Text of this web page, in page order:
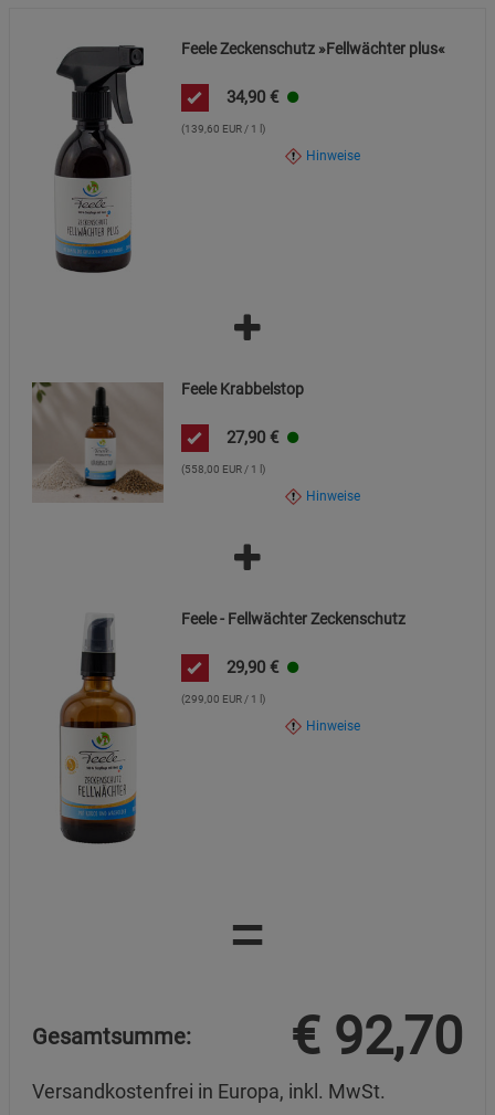
Feele Zeckenschutz »Fellwächter plus«
34,90 €
(139,60 EUR / 1 l)
Hinweise
Feele Krabbelstop
27,90 €
(558,00 EUR / 1 l)
Hinweise
Feele - Fellwächter Zeckenschutz
29,90 €
(299,00 EUR / 1 l)
Hinweise
=
Gesamtsumme: € 92,70
Versandkostenfrei in Europa, inkl. MwSt.
Marketing Cookies (3)
Beschreibung Marketing Cookies
Cookie-Informationen anzeigen
Datenschutzerklärung